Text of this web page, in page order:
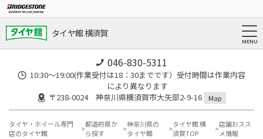
タイヤ館 横須賀
046-830-5311
10:30～19:00(作業受付は18：30までです）受付時間は作業内容
により異なります
〒238-0024 神奈川県横須賀市大矢部2-9-16
Map
タイヤ・ホイール専門
店のタイヤ館
都道府県か
ら探す
神奈川県の
タイヤ館
タイヤ館 横
須賀TOP
店舗おスス
メ情報